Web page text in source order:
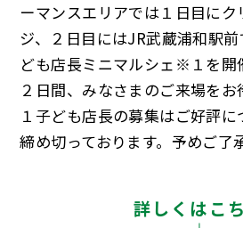
ーマンスエリアでは１日目にク
ジ、２日目にはJR武蔵浦和駅
ども店長ミニマルシェ※１を開
２日間、みなさまのご来場を
１子ども店長の募集はご好評
締め切っております。予めご了
詳しくはこ